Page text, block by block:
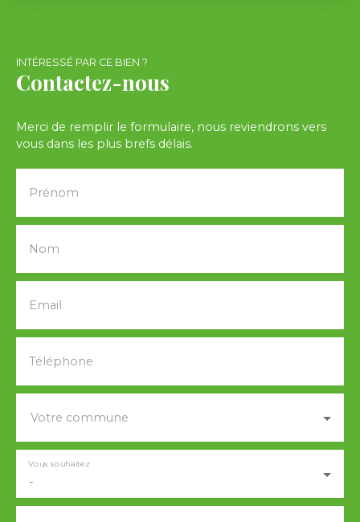
INTÉRESSÉ PAR CE BIEN ?
Contactez-nous
Merci de remplir le formulaire, nous reviendrons vers
vous dans les plus brefs délais.
Prénom
Nom
Email
Téléphone
Votre commune
-
Vous souhaitez